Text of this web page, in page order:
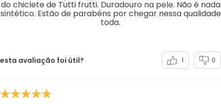
do chiclete de Tutti frutti. Duradouro na pele. Não é nada
sintético. Estão de parabéns por chegar nessa qualidade
toda.
esta avaliação foi útil? 1 0